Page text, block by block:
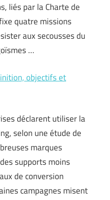
liés par la Charte de
quatre missions
aux secousses du
…
objectifs et
déclarent utiliser la
selon une étude de
marques
supports moins
de conversion
campagnes misent